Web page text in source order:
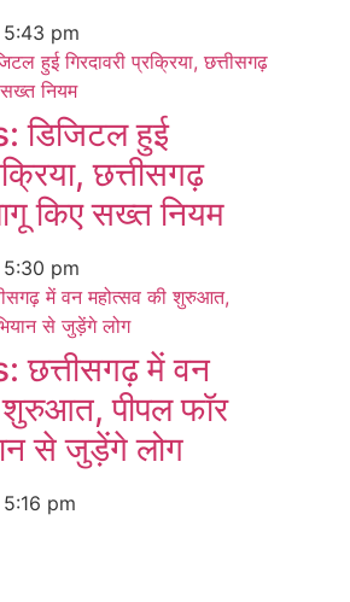
5:43 pm
डिजिटल हुई
छत्तीसगढ़
किए सख्त नियम
5:30 pm
छत्तीसगढ़ में वन
शुरुआत, पीपल फॉर
से जुड़ेंगे लोग
5:16 pm